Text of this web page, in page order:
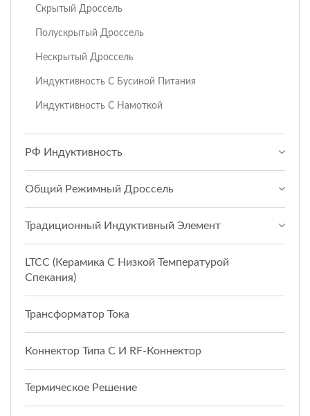
Скрытый Дроссель
Полускрытый Дроссель
Нескрытый Дроссель
Индуктивность С Бусиной Питания
Индуктивность С Намоткой
РФ Индуктивность
Общий Режимный Дроссель
Традиционный Индуктивный Элемент
LTCC (керамика С Низкой Температурой
Спекания)
Трансформатор Тока
Коннектор Типа C И RF-Коннектор
Термическое Решение